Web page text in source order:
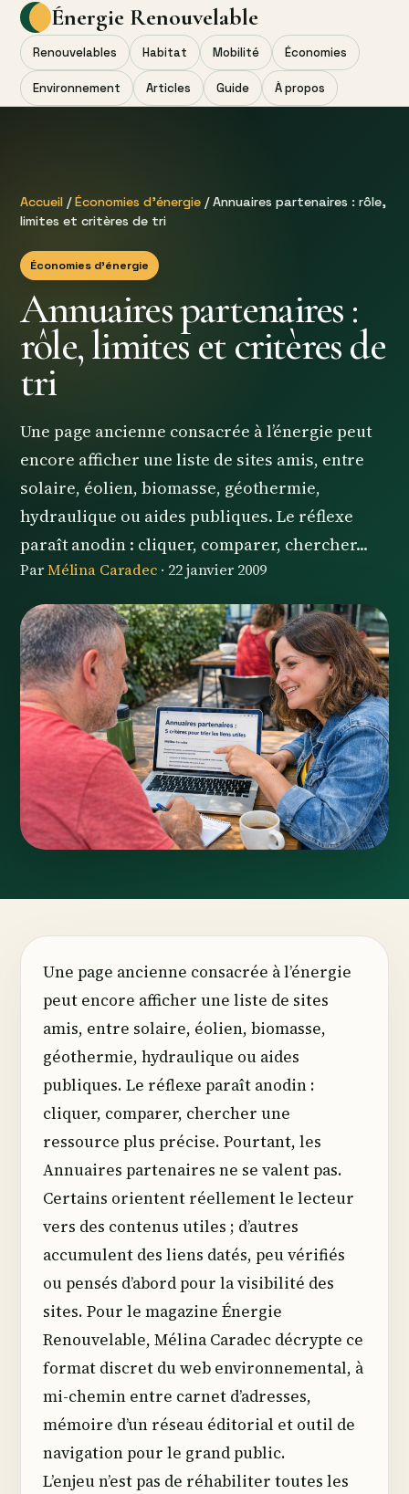
Énergie Renouvelable
Renouvelables Habitat Mobilité Économies
Environnement Articles Guide À propos
Accueil /Économies d’énergie / Annuaires partenaires : rôle,
limites et critères de tri
Économies d’énergie
Annuaires partenaires :
rôle, limites et critères de
tri
Une page ancienne consacrée à l’énergie peut
encore afficher une liste de sites amis, entre
solaire, éolien, biomasse, géothermie,
hydraulique ou aides publiques. Le réflexe
paraît anodin : cliquer, comparer, chercher...
ParMélina Caradec · 22 janvier 2009
Une page ancienne consacrée à l’énergie
peut encore afficher une liste de sites
amis, entre solaire, éolien, biomasse,
géothermie, hydraulique ou aides
publiques. Le réflexe paraît anodin :
cliquer, comparer, chercher une
ressource plus précise. Pourtant, les
Annuaires partenaires ne se valent pas.
Certains orientent réellement le lecteur
vers des contenus utiles ; d’autres
accumulent des liens datés, peu vérifiés
ou pensés d’abord pour la visibilité des
sites. Pour le magazine Énergie
Renouvelable, Mélina Caradec décrypte ce
format discret du web environnemental, à
mi-chemin entre carnet d’adresses,
mémoire d’un réseau éditorial et outil de
navigation pour le grand public.
L’enjeu n’est pas de réhabiliter toutes les